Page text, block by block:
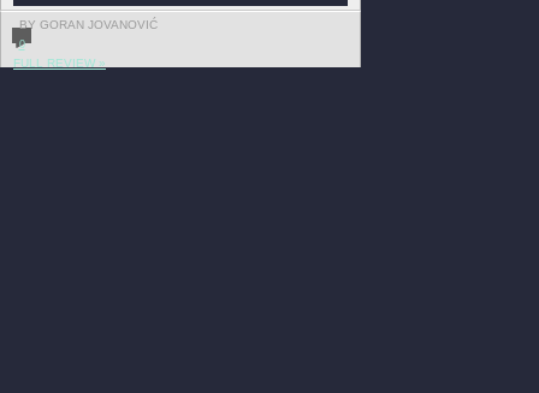
BY GORAN JOVANOVIĆ
0
FULL REVIEW »